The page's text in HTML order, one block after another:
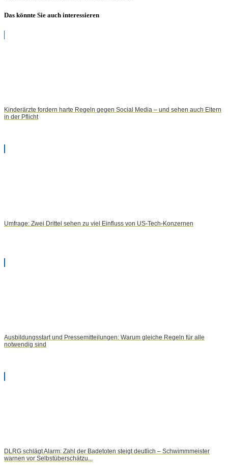
Das könnte Sie auch interessieren
Kinderärzte fordern harte Regeln gegen Social Media – und sehen auch Eltern
in der Pflicht
Umfrage: Zwei Drittel sehen zu viel Einfluss von US-Tech-Konzernen
Ausbildungsstart und Pressemitteilungen: Warum gleiche Regeln für alle
notwendig sind
DLRG schlägt Alarm: Zahl der Badetoten steigt deutlich – Schwimmmeister
warnen vor Selbstüberschätzu...